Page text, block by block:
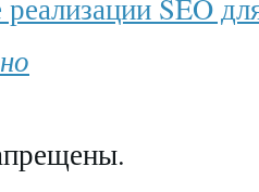
SEO